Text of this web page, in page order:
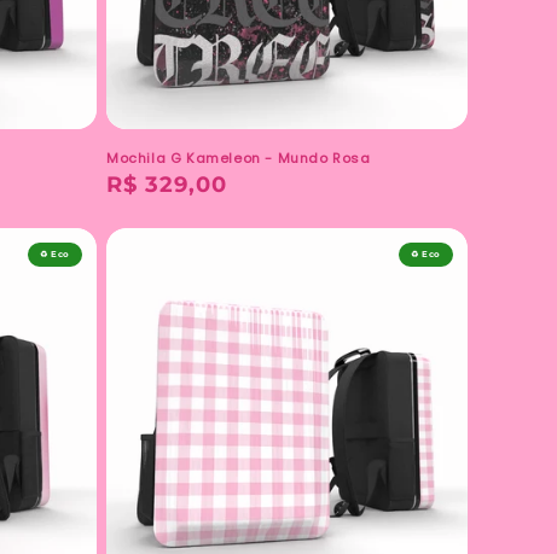
Mochila G Kameleon - Mundo Rosa
Preço
R$ 329,00
♻️ Eco ♻️ Eco